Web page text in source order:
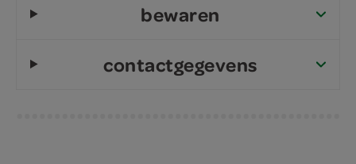
bewaren
contactgegevens